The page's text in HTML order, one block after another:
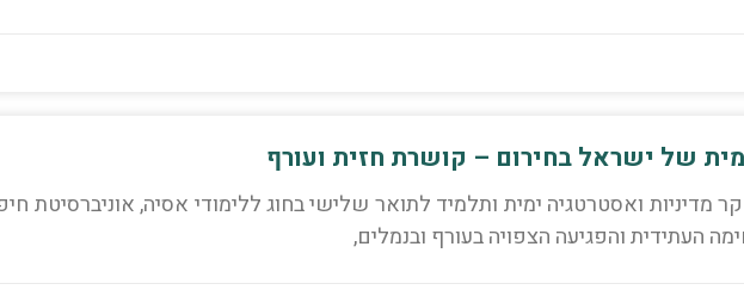
של ישראל בחירום – קושרת חזית ועורף
מדיניות ואסטרטגיה ימית ותלמיד לתואר שלישי בחוג ללימודי אסיה, אוניברסיטת